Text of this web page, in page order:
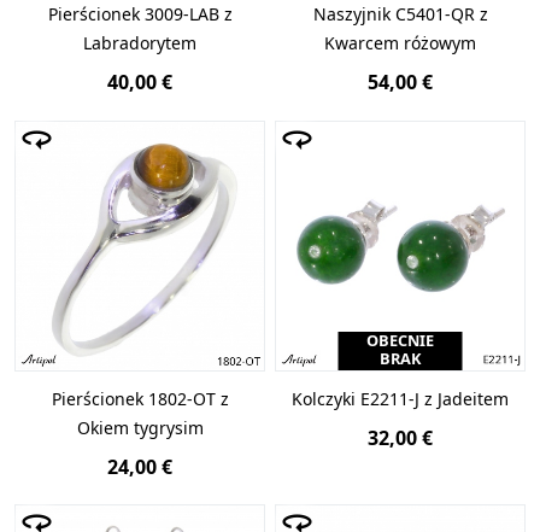
Pierścionek 3009-LAB z
Labradorytem
40,00 €
Naszyjnik C5401-QR z
Kwarcem różowym
54,00 €
Pierścionek 1802-OT z
Okiem tygrysim
24,00 €
OBECNIE
BRAK
Kolczyki E2211-J z Jadeitem
32,00 €